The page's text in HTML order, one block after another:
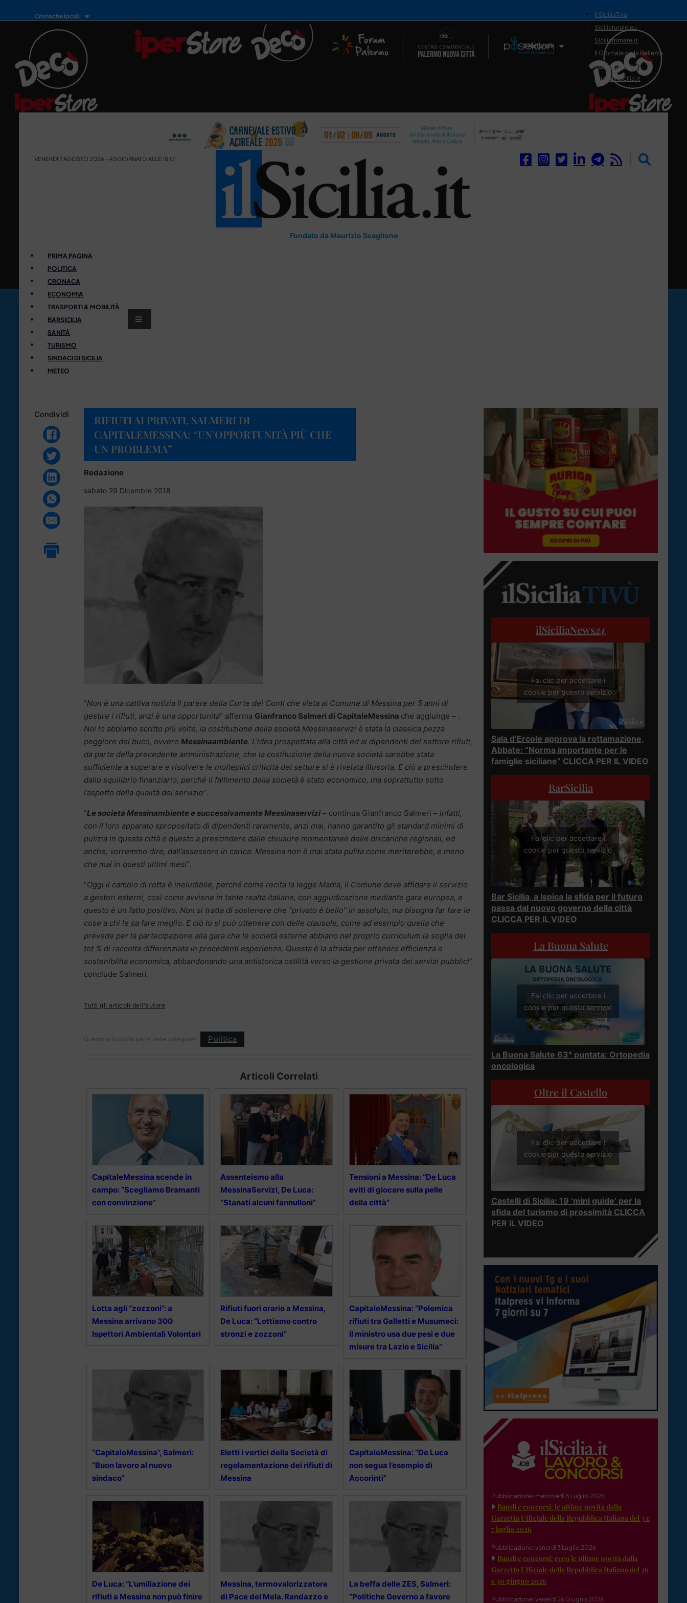
Cronache locali
Il Network
il SiciliaTivù
Siciliarurale.eu
Siciliammare.it
Il Giornale della Bellezza
Siciliamedica.it
Sanitainsicilia.it
VENERDÌ 7 AGOSTO 2026 - AGGIORNATO ALLE 18:01
Fondato da Maurizio Scaglione
PRIMA PAGINA
POLITICA
CRONACA
ECONOMIA
TRASPORTI & MOBILITÀ
BARSICILIA
SANITÀ
TURISMO
SINDACI DI SICILIA
METEO
Condividi
RIFIUTI AI PRIVATI, SALMERI DI
CAPITALEMESSINA: “UN’OPPORTUNITÀ PIÙ CHE
UN PROBLEMA”
Redazione
sabato 29 Dicembre 2018
“Non è una cattiva notizia il parere della Corte dei Conti che vieta al Comune di Messina per 5 anni di
gestire i rifiuti, anzi è una opportunità” afferma Gianfranco Salmeri di CapitaleMessina che aggiunge – .
Noi lo abbiamo scritto più volte, la costituzione della società Messinaservizi è stata la classica pezza
peggiore del buco, ovvero Messinaambiente. L’idea prospettata alla città ed ai dipendenti del settore rifiuti,
da parte della precedente amministrazione, che la costituzione della nuova società sarebbe stata
sufficiente a superare e risolvere le molteplici criticità del settore si è rivelata illusoria. E ciò a prescindere
dallo squilibrio finanziario, perché il fallimento della società è stato economico, ma soprattutto sotto
l’aspetto della qualità del servizio”.
“Le società Messinambiente e successivamente Messinaservizi – continua Gianfranco Salmeri – infatti,
con il loro apparato spropositato di dipendenti raramente, anzi mai, hanno garantito gli standard minimi di
pulizia in questa città e questo a prescindere dalle chiusure momentanee delle discariche regionali, ed
anche, vorremmo dire, dall’assessore in carica. Messina non è mai stata pulita come meriterebbe, e meno
che mai in questi ultimi mesi”.
“Oggi il cambio di rotta è ineludibile, perché come recita la legge Madia, il Comune deve affidare il servizio
a gestori esterni, così come avviene in tante realtà italiane, con aggiudicazione mediante gara europea, e
questo è un fatto positivo. Non si tratta di sostenere che “privato è bello” in assoluto, ma bisogna far fare le
cose a chi le sa fare meglio. E ciò lo si può ottenere con delle clausole, come ad esempio quella che
prevede per la partecipazione alla gara che le società esterne abbiano nel proprio curriculum la soglia del
tot % di raccolta differenziata in precedenti esperienze. Questa è la strada per ottenere efficienza e
sostenibilità economica, abbandonando una antistorica ostilità verso la gestione privata dei servizi pubblici”
conclude Salmeri.
Tutti gli articoli dell'autore
Questo articolo fa parte delle categorie: Politica
Articoli Correlati
CapitaleMessina scende in
campo: “Scegliamo Bramanti
con convinzione”
Assenteismo alla
MessinaServizi, De Luca:
“Stanati alcuni fannulloni”
Tensioni a Messina: “De Luca
eviti di giocare sulla pelle
della città”
Lotta agli “zozzoni”: a
Messina arrivano 300
Ispettori Ambientali Volontari
Rifiuti fuori orario a Messina,
De Luca: “Lottiamo contro
stronzi e zozzoni”
CapitaleMessina: “Polemica
rifiuti tra Galletti e Musumeci:
il ministro usa due pesi e due
misure tra Lazio e Sicilia”
“CapitaleMessina”, Salmeri:
“Buon lavoro al nuovo
sindaco”
Eletti i vertici della Società di
regolamentazione dei rifiuti di
Messina
CapitaleMessina: “De Luca
non segua l’esempio di
Accorinti”
De Luca: “L’umiliazione dei
rifiuti a Messina non può finire
Messina, termovalorizzatore
di Pace del Mela. Randazzo e
La beffa delle ZES, Salmeri:
“Politiche Governo a favore
ilSiciliaNews24
Fai clic per accettare i
cookie per questo servizio
Sala d’Ercole approva la rottamazione,
Abbate: “Norma importante per le
famiglie siciliane” CLICCA PER IL VIDEO
BarSicilia
Fai clic per accettare i
cookie per questo servizio
Bar Sicilia, a Ispica la sfida per il futuro
passa dal nuovo governo della città
CLICCA PER IL VIDEO
La Buona Salute
Fai clic per accettare i
cookie per questo servizio
La Buona Salute 63° puntata: Ortopedia
oncologica
Oltre il Castello
Fai clic per accettare i
cookie per questo servizio
Castelli di Sicilia: 19 ‘mini guide’ per la
sfida del turismo di prossimità CLICCA
PER IL VIDEO
Pubblicazione: mercoledì 8 Luglio 2026
Bandi e concorsi: le ultime novità dalla
Gazzetta Ufficiale della Repubblica Italiana del 3 e
7 luglio 2026
Pubblicazione: venerdì 3 Luglio 2026
Bandi e concorsi: ecco le ultime novità dalla
Gazzetta Ufficiale della Repubblica Italiana del 26
e 30 giugno 2026
Pubblicazione: venerdì 26 Giugno 2026